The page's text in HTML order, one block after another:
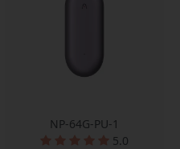
NP-64G-PU-1
5.0